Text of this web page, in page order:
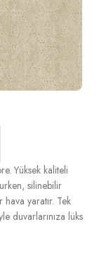
Yüksek kaliteli
silinebilir
yaratır. Tek
duvarlarınıza lüks